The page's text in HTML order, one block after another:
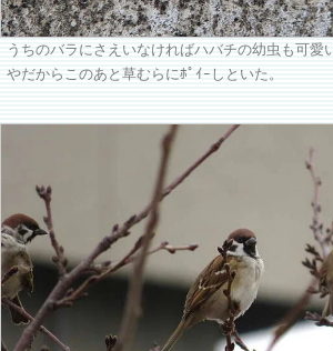
うちのバラにさえいなければハバチの幼虫も可愛
やだからこのあと草むらにﾎﾟｲｰしといた。